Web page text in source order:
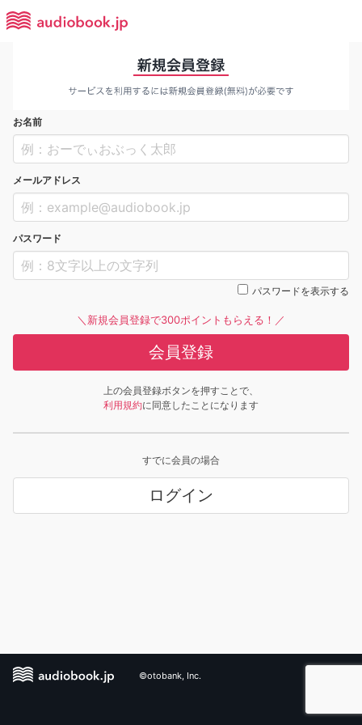
お名前
メールアドレス
パスワード
パスワードを表示する
＼新規会員登録で300ポイントもらえる！／
会員登録
上の会員登録ボタンを押すことで、
利用規約に同意したことになります
すでに会員の場合
ログイン
©otobank, Inc.